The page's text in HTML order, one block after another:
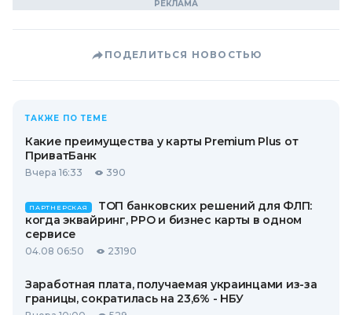
ПОДЕЛИТЬСЯ НОВОСТЬЮ
ТАКЖЕ ПО ТЕМЕ
Какие преимущества у карты Premium Plus от
ПриватБанк
Вчера 16:33 390
ПАРТНЕРСКАЯ
ТОП банковских решений для ФЛП:
когда эквайринг, РРО и бизнес карты в одном
сервисе
04.08 06:50 23190
Заработная плата, получаемая украинцами из-за
границы, сократилась на 23,6% - НБУ